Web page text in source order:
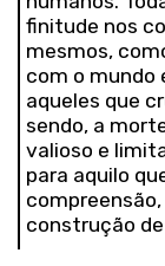
finitude nos
mesmos,
com o mundo
aqueles que
sendo, a
valioso e
para aquilo
construção